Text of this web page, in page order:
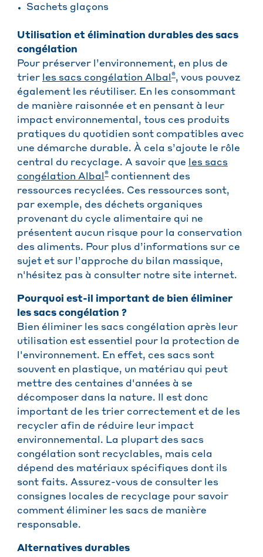
Sachets glaçons
Utilisation et élimination durables des sacs
congélation
Pour préserver l’environnement, en plus de
trier
les sacs congélation Albal ®, vous pouvez
également les réutiliser. En les consommant
de manière raisonnée et en pensant à leur
impact environnemental, tous ces produits
pratiques du quotidien sont compatibles avec
une démarche durable. À cela s’ajoute le rôle
central du recyclage. A savoir que
les sacs
congélation Albal ® contiennent des
ressources recyclées. Ces ressources sont,
par exemple, des déchets organiques
provenant du cycle alimentaire qui ne
présentent aucun risque pour la conservation
des aliments. Pour plus d’informations sur ce
sujet et sur l’approche du bilan massique,
n'hésitez pas à consulter notre site internet.
Pourquoi est-il important de bien éliminer
les sacs congélation ?
Bien éliminer les sacs congélation après leur
utilisation est essentiel pour la protection de
l'environnement. En effet, ces sacs sont
souvent en plastique, un matériau qui peut
mettre des centaines d'années à se
décomposer dans la nature. Il est donc
important de les trier correctement et de les
recycler afin de réduire leur impact
environnemental. La plupart des sacs
congélation sont recyclables, mais cela
dépend des matériaux spécifiques dont ils
sont faits. Assurez-vous de consulter les
consignes locales de recyclage pour savoir
comment éliminer les sacs de manière
responsable.
Alternatives durables